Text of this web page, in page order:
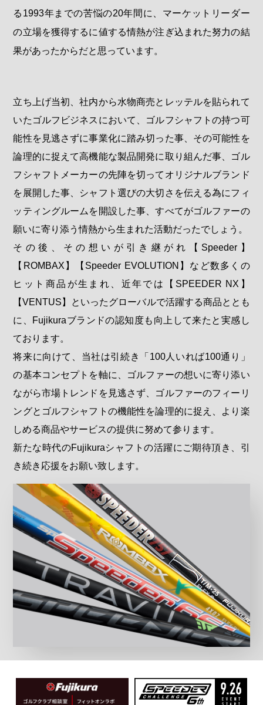
る1993年までの苦悩の20年間に、マーケットリーダー
の立場を獲得するに値する情熱が注ぎ込まれた努力の結
果があったからだと思っています。
立ち上げ当初、社内から水物商売とレッテルを貼られて
いたゴルフビジネスにおいて、ゴルフシャフトの持つ可
能性を見逃さずに事業化に踏み切った事、その可能性を
論理的に捉えて高機能な製品開発に取り組んだ事、ゴル
フシャフトメーカーの先陣を切ってオリジナルブランド
を展開した事、シャフト選びの大切さを伝える為にフィ
ッティングルームを開設した事、すべてがゴルファーの
願いに寄り添う情熱から生まれた活動だったでしょう。
その後、その想いが引き継がれ【Speeder】
【ROMBAX】【Speeder EVOLUTION】など数多くの
ヒット商品が生まれ、近年では【SPEEDER NX】
【VENTUS】といったグローバルで活躍する商品ととも
に、Fujikuraブランドの認知度も向上して来たと実感し
ております。
将来に向けて、当社は引続き「100人いれば100通り」
の基本コンセプトを軸に、ゴルファーの想いに寄り添い
ながら市場トレンドを見逃さず、ゴルファーのフィーリ
ングとゴルフシャフトの機能性を論理的に捉え、より楽
しめる商品やサービスの提供に努めて参ります。
新たな時代のFujikuraシャフトの活躍にご期待頂き、引
き続き応援をお願い致します。